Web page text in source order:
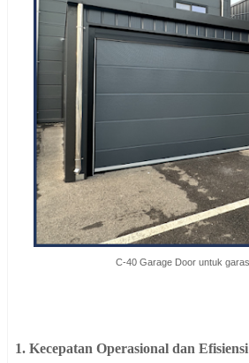
C-40 Garage Door untuk
1. Kecepatan Operasional dan